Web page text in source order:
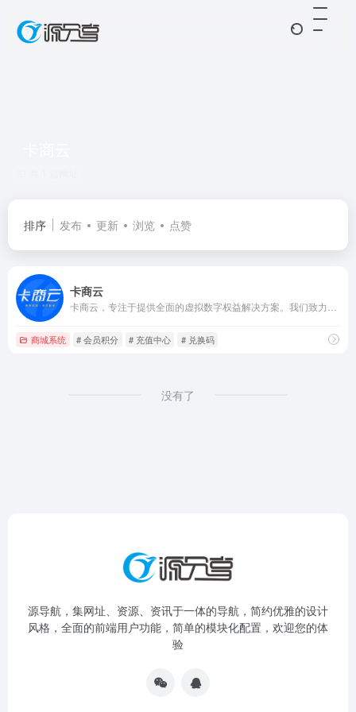
排序 发布 更新 浏览 点赞
卡商云
商城系统 # 会员积分 # 充值中心 # 兑换码
没有了
源导航，集网址、资源、资讯于一体的导航，简约优雅的设计
风格，全面的前端用户功能，简单的模块化配置，欢迎您的体
验